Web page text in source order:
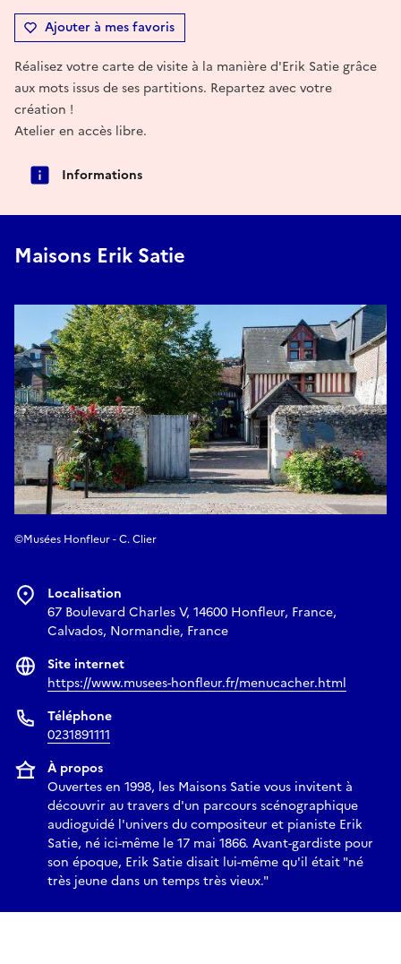
Ajouter à mes favoris
Réalisez votre carte de visite à la manière d'Erik Satie grâce
aux mots issus de ses partitions. Repartez avec votre
création !
Atelier en accès libre.
Informations
Maisons Erik Satie
©Musées Honfleur - C. Clier
Localisation
67 Boulevard Charles V, 14600 Honfleur, France,
Calvados, Normandie, France
Site internet
https://www.musees-honfleur.fr/menucacher.html
Téléphone
0231891111
À propos
Ouvertes en 1998, les Maisons Satie vous invitent à
découvrir au travers d'un parcours scénographique
audioguidé l'univers du compositeur et pianiste Erik
Satie, né ici-même le 17 mai 1866. Avant-gardiste pour
son époque, Erik Satie disait lui-même qu'il était "né
très jeune dans un temps très vieux."